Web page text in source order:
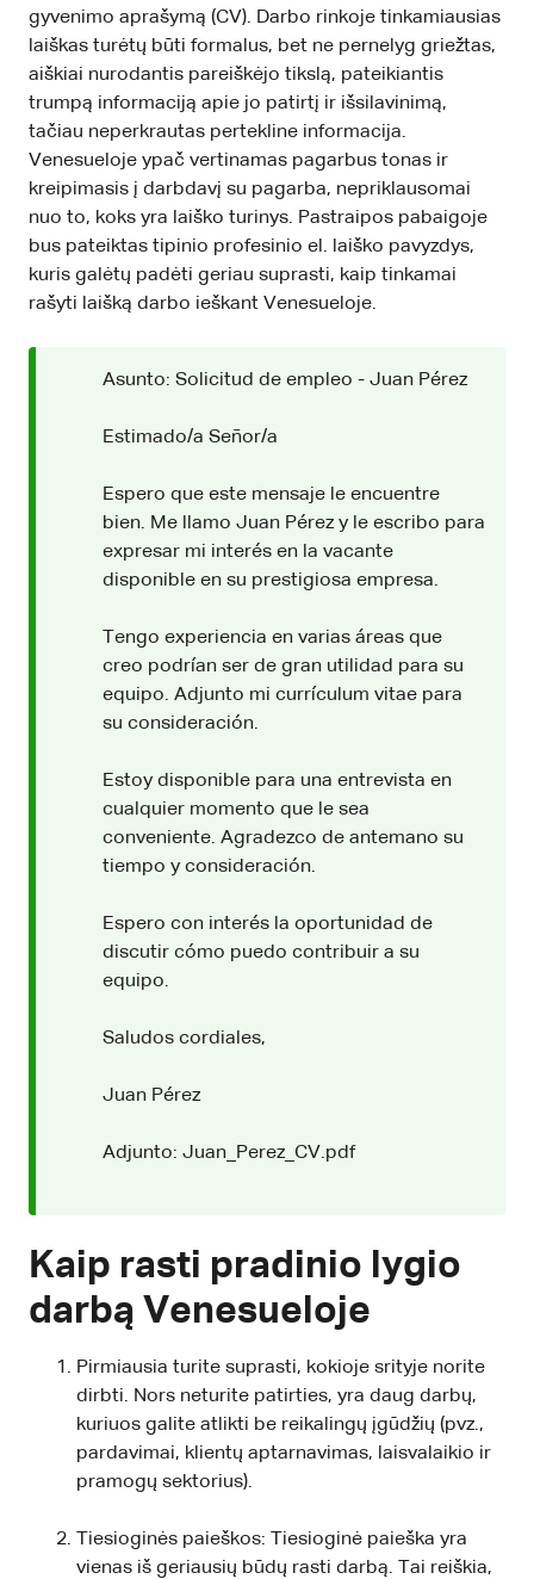
gyvenimo aprašymą (CV). Darbo rinkoje tinkamiausias
laiškas turėtų būti formalus, bet ne pernelyg griežtas,
aiškiai nurodantis pareiškėjo tikslą, pateikiantis
trumpą informaciją apie jo patirtį ir išsilavinimą,
tačiau neperkrautas pertekline informacija.
Venesueloje ypač vertinamas pagarbus tonas ir
kreipimasis į darbdavį su pagarba, nepriklausomai
nuo to, koks yra laiško turinys. Pastraipos pabaigoje
bus pateiktas tipinio profesinio el. laiško pavyzdys,
kuris galėtų padėti geriau suprasti, kaip tinkamai
rašyti laišką darbo ieškant Venesueloje.
Asunto: Solicitud de empleo - Juan Pérez
Estimado/a Señor/a
Espero que este mensaje le encuentre
bien. Me llamo Juan Pérez y le escribo para
expresar mi interés en la vacante
disponible en su prestigiosa empresa.
Tengo experiencia en varias áreas que
creo podrían ser de gran utilidad para su
equipo. Adjunto mi currículum vitae para
su consideración.
Estoy disponible para una entrevista en
cualquier momento que le sea
conveniente. Agradezco de antemano su
tiempo y consideración.
Espero con interés la oportunidad de
discutir cómo puedo contribuir a su
equipo.
Saludos cordiales,
Juan Pérez
Adjunto: Juan_Perez_CV.pdf
Kaip rasti pradinio lygio
darbą Venesueloje
Pirmiausia turite suprasti, kokioje srityje norite
dirbti. Nors neturite patirties, yra daug darbų,
kuriuos galite atlikti be reikalingų įgūdžių (pvz.,
pardavimai, klientų aptarnavimas, laisvalaikio ir
pramogų sektorius).
Tiesioginės paieškos: Tiesioginė paieška yra
vienas iš geriausių būdų rasti darbą. Tai reiškia,